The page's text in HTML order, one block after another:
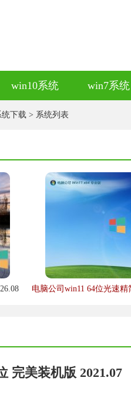
win10系统 win7系统
统下载 > 系统列表
电脑公司win11 64位光速精
完美装机版 2021.07